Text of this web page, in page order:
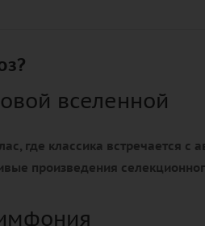
вселенной
где классика встречается с
произведения